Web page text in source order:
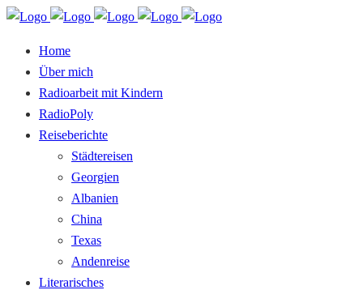
Home
Über mich
Radioarbeit mit Kindern
RadioPoly
Reiseberichte
Städtereisen
Georgien
Albanien
China
Texas
Andenreise
Literarisches